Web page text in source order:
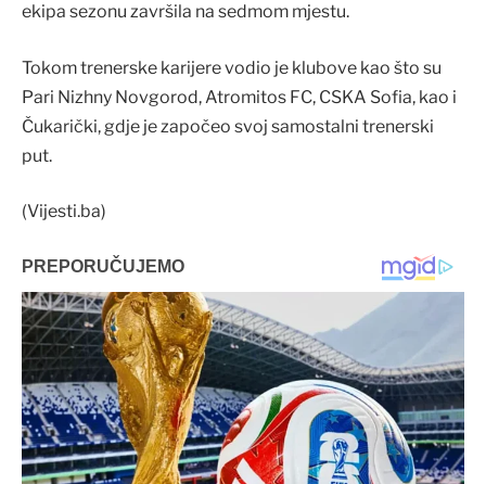
ekipa sezonu završila na sedmom mjestu.
Tokom trenerske karijere vodio je klubove kao što su
Pari Nizhny Novgorod, Atromitos FC, CSKA Sofia, kao i
Čukarički, gdje je započeo svoj samostalni trenerski
put.
(Vijesti.ba)